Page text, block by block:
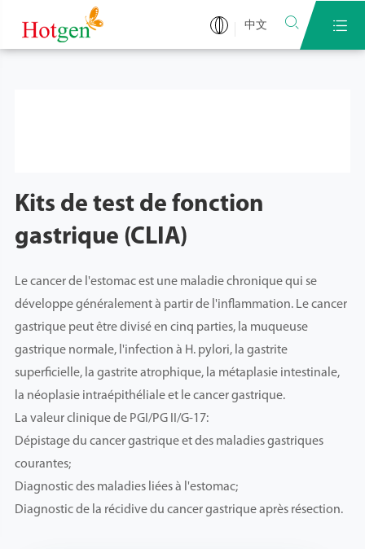
中文  
Kits de test de fonction
gastrique (CLIA)
Le cancer de l'estomac est une maladie chronique qui se
développe généralement à partir de l'inflammation. Le cancer
gastrique peut être divisé en cinq parties, la muqueuse
gastrique normale, l'infection à H. pylori, la gastrite
superficielle, la gastrite atrophique, la métaplasie intestinale,
la néoplasie intraépithéliale et le cancer gastrique.
La valeur clinique de PGI/PG II/G-17:
Dépistage du cancer gastrique et des maladies gastriques
courantes;
Diagnostic des maladies liées à l'estomac;
Diagnostic de la récidive du cancer gastrique après résection.